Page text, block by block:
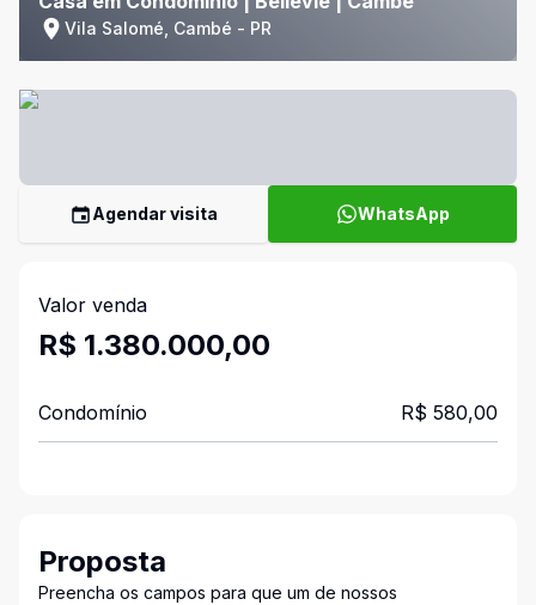
Vila Salomé, Cambé - PR
Agendar visita WhatsApp
Valor venda
R$ 1.380.000,00
Condomínio R$ 580,00
Proposta
Preencha os campos para que um de nossos